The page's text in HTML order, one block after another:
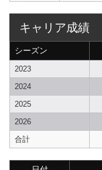
キャリア成績
シーズン
2023
2024
2025
2026
合計